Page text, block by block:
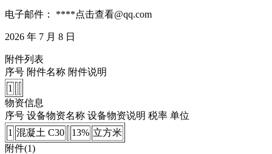
电子邮件： ****点击查看@qq.com
2026 年 7 月 8 日
附件列表
序号 附件名称 附件说明
1
物资信息
序号 设备物资名称 设备物资说明 税率 单位
1 混凝土 C30 13% 立方米
附件(1)